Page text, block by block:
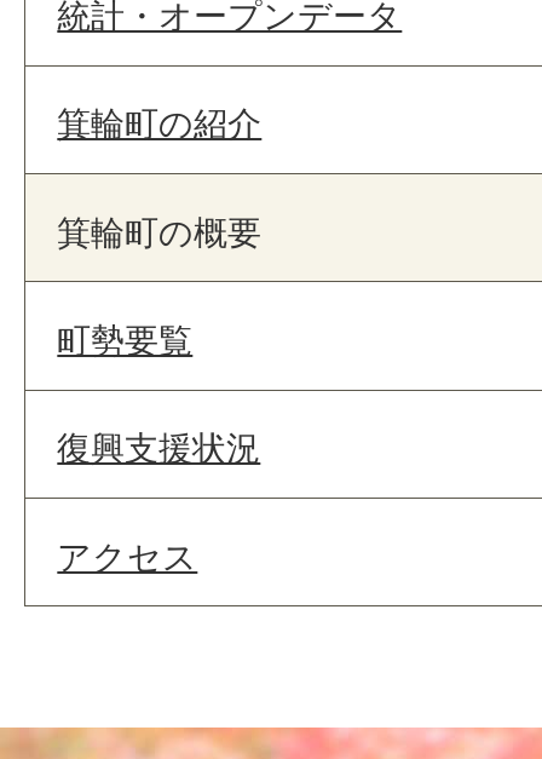
統計・オープンデータ
箕輪町の紹介
箕輪町の概要
町勢要覧
復興支援状況
アクセス